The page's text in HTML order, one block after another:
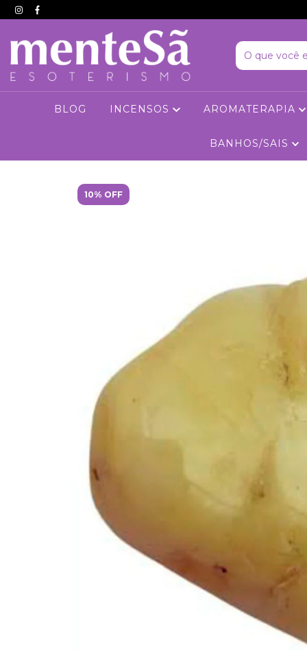
BLOG INCENSOS AROMATERAPIA
BANHOS/SAIS
10% OFF